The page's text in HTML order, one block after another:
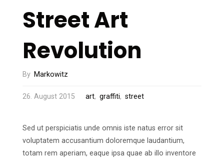
Street Art
Revolution
By Markowitz
26. August 2015 art, graffiti, street
Sed ut perspiciatis unde omnis iste natus error sit
voluptatem accusantium doloremque laudantium,
totam rem aperiam, eaque ipsa quae ab illo inventore